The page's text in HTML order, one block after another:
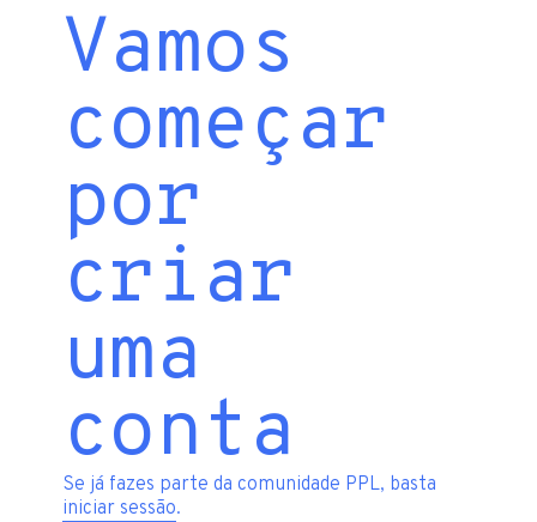
Vamos
começar
por
criar
uma
conta
Se já fazes parte da comunidade PPL, basta
iniciar sessão.